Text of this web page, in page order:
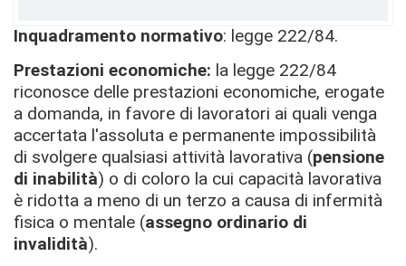
Inquadramento normativo: legge 222/84.
Prestazioni economiche: la legge 222/84
riconosce delle prestazioni economiche, erogate
a domanda, in favore di lavoratori ai quali venga
accertata l'assoluta e permanente impossibilità
di svolgere qualsiasi attività lavorativa (pensione
di inabilità) o di coloro la cui capacità lavorativa
è ridotta a meno di un terzo a causa di infermità
fisica o mentale (assegno ordinario di
invalidità).